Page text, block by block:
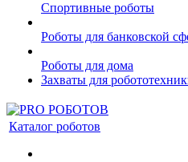
Спортивные роботы
Роботы для банковской
Роботы для дома
Захваты для
Каталог роботов